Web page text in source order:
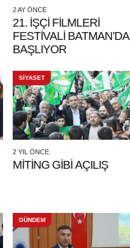
2 AY ÖNCE
21. İŞÇİ FİLMLERİ
FESTİVALİ BATMAN’DA
BAŞLIYOR
SİYASET
2 YIL ÖNCE
MİTİNG GİBİ AÇILIŞ
GÜNDEM